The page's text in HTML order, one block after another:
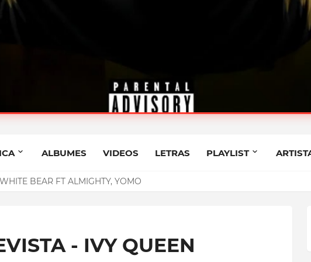
ALBUMES VIDEOS LETRAS PLAYLIST
BEAR FT ALMIGHTY, YOMO
- IVY QUEEN